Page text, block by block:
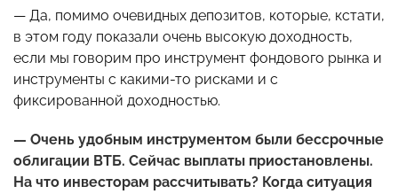
— Да, помимо очевидных депозитов, которые, кстати,
в этом году показали очень высокую доходность,
если мы говорим про инструмент фондового рынка и
инструменты с какими-то рисками и с
фиксированной доходностью.
— Очень удобным инструментом были бессрочные
облигации ВТБ. Сейчас выплаты приостановлены.
На что инвесторам рассчитывать? Когда ситуация